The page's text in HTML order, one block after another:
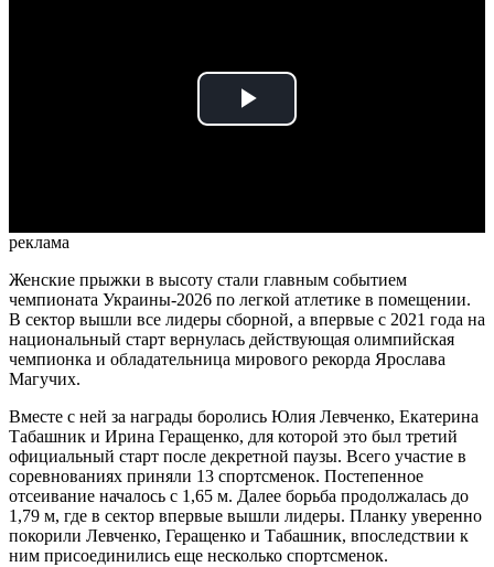
Play
реклама
Женские прыжки в высоту стали главным событием
чемпионата Украины-2026 по легкой атлетике в помещении.
В сектор вышли все лидеры сборной, а впервые с 2021 года на
национальный старт вернулась действующая олимпийская
чемпионка и обладательница мирового рекорда Ярослава
Магучих.
Вместе с ней за награды боролись Юлия Левченко, Екатерина
Табашник и Ирина Геращенко, для которой это был третий
официальный старт после декретной паузы. Всего участие в
соревнованиях приняли 13 спортсменок. Постепенное
отсеивание началось с 1,65 м. Далее борьба продолжалась до
1,79 м, где в сектор впервые вышли лидеры. Планку уверенно
покорили Левченко, Геращенко и Табашник, впоследствии к
ним присоединились еще несколько спортсменок.